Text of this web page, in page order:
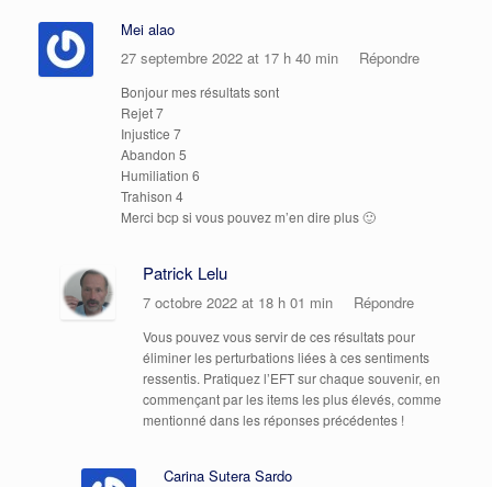
Mei alao
27 septembre 2022 at 17 h 40 min
Répondre
Bonjour mes résultats sont
Rejet 7
Injustice 7
Abandon 5
Humiliation 6
Trahison 4
Merci bcp si vous pouvez m’en dire plus 🙂
Patrick Lelu
7 octobre 2022 at 18 h 01 min Répondre
Vous pouvez vous servir de ces résultats pour
éliminer les perturbations liées à ces sentiments
ressentis. Pratiquez l’EFT sur chaque souvenir, en
commençant par les items les plus élevés, comme
mentionné dans les réponses précédentes !
Carina Sutera Sardo